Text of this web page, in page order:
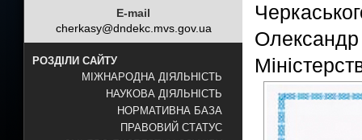
E-mail
cherkasy@dndekc.mvs.gov.ua
РОЗДІЛИ САЙТУ
МІЖНАРОДНА ДІЯЛЬНІСТЬ
НАУКОВА ДІЯЛЬНІСТЬ
НОРМАТИВНА БАЗА
ПРАВОВИЙ СТАТУС